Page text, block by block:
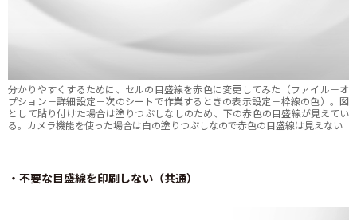
分かりやすくするために、セルの目盛線を赤色に変更してみた（ファイル－オ
プション－詳細設定－次のシートで作業するときの表示設定－枠線の色）。図
として貼り付けた場合は塗りつぶしなしのため、下の赤色の目盛線が見えてい
る。カメラ機能を使った場合は白の塗りつぶしなので赤色の目盛線は見えない
・不要な目盛線を印刷しない（共通）